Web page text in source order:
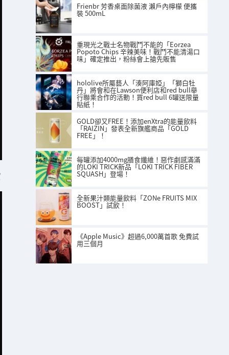
Frienbr 芳香桌面除菌液 瀨戶內檸檬 便攜
裝 500mL
重現光之戰士名物戰鬥不能的「Eorzea
Popoto Chips 辛辣美味！戰鬥不能清湯口
味」確定推出，粉絲會上搶先販售
hololive所屬藝人「湊阿庫婭」「獅白牡
丹」將會和在Lawson便利店和red bull舉
行聯乘合作的活動！買red bull 6罐送限量
貼紙！
GOLD卻又FREE！添加enXtra的能量飲料
「RAIZIN」發表全新旗艦商品「GOLD
FREE」！
每罐添加4000mg膳食纖維！惡作劇感滿滿
的LOKI TRICK新品「LOKI TRICK FIBER
SQUASH」登場！
全新果汁類能量飲料「ZONe FRUITS MIX
BOOST」試飲！
《Apple Music》超過6,000萬首歌 免費試
用三個月